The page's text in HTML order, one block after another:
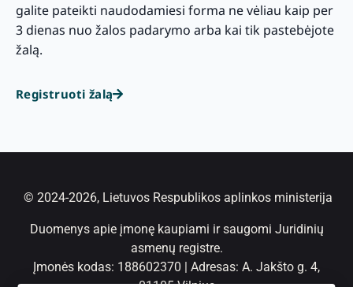
galite pateikti naudodamiesi forma ne vėliau kaip per
3 dienas nuo žalos padarymo arba kai tik pastebėjote
žalą.
Registruoti žalą
© 2024-2026, Lietuvos Respublikos aplinkos ministerija
Duomenys apie įmonę kaupiami ir saugomi Juridinių
asmenų registre.
Įmonės kodas: 188602370 | Adresas: A. Jakšto g. 4,